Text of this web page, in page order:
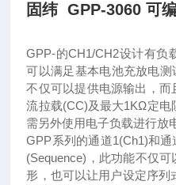
固纬 GPP-3060 可
GPP-的CH1/CH2设计有负
可以满足基本电池充放电
不仅可以提供电源输出，
流拉载(CC)及最大1KΩ定电
需另外使用电子负载进行放
GPP系列的通道1(Ch1)和
(Sequence)，此功能不仅
形，也可以让用户设定序